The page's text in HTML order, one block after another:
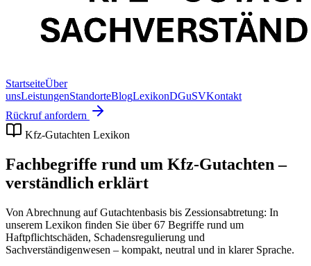
StartseiteÜber
unsLeistungenStandorteBlogLexikonDGuSVKontakt
Rückruf anfordern
Kfz-Gutachten Lexikon
Fachbegriffe rund um Kfz-Gutachten –
verständlich erklärt
Von Abrechnung auf Gutachtenbasis bis Zessionsabtretung: In
unserem Lexikon finden Sie über 67 Begriffe rund um
Haftpflichtschäden, Schadensregulierung und
Sachverständigenwesen – kompakt, neutral und in klarer Sprache.